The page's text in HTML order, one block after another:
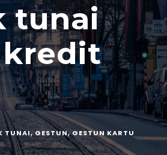
tunai
TUNAI,GESTUN,GESTUN KARTU